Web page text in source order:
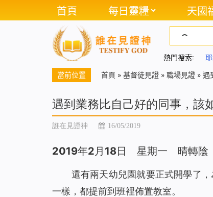
首頁 每日靈糧 天國
熱門搜索:
當前位置 首頁 » 基督徒見證 » 職場見證 » 遇
遇到業務比自己好的同事，該
誰在見證神 16/05/2019
2019年2月18日 星期一 晴轉陰
還有兩天幼兒園就要正式開學了
一樣，都提前到班裡佈置教室。